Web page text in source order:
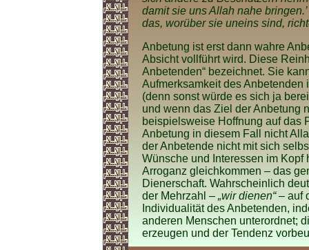
damit sie uns Allah nahe
das, worüber sie uneins sind,
Anbetung ist erst dann wahre
Absicht vollführt wird. Diese
Anbetenden“ bezeichnet. Sie
Aufmerksamkeit des
(denn sonst würde es sich ja
und wenn das Ziel der Anbetung
beispielsweise Hoffnung auf das
Anbetung in diesem Fall nicht
der Anbetende nicht mit sich
Wünsche und Interessen im
Arroganz gleichkommen – das
Dienerschaft. Wahrscheinlich
der Mehrzahl – „wir dienen“– auf
Individualität des Anbetenden,
anderen Menschen unterordnet;
erzeugen und der Tendenz